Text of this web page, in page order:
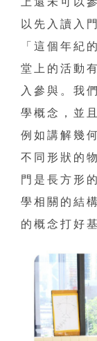
以先入讀
「這個年紀
堂上的活動
入參與。我
學概念，並
例如講解幾
不同形狀的
門是長方形
學相關的結
的概念打好